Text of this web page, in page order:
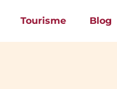
Tourisme Blog